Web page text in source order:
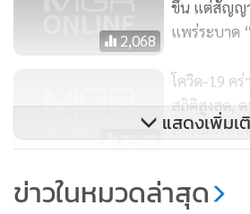
2,068
ขึ้น แต่สัญญ
แพร่ระบาด
4,944
โควิด-19 ค
สถิติสูงสุด,
สเปนยังเห็น
‘โรงเรียน-ที่
แสดงเพิ่มเ
ข่าวในหมวดล่าสุด